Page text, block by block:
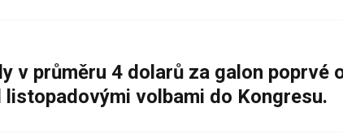
v průměru 4 dolarů za galon
volbami do Kongresu.